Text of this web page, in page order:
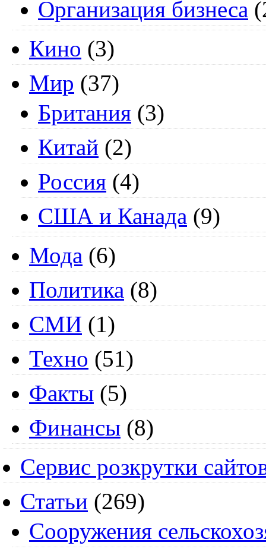
Организация бизнеса
Кино (3)
Мир (37)
Британия (3)
Китай (2)
Россия (4)
США и Канада (9)
Мода (6)
Политика (8)
СМИ (1)
Техно (51)
Факты (5)
Финансы (8)
Сервис розкрутки
Статьи (269)
Cооружения